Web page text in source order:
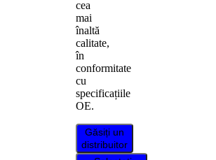
cea
mai
înaltă
calitate,
în
conformitate
cu
specificațiile
OE.
Găsiți un
distribuitor